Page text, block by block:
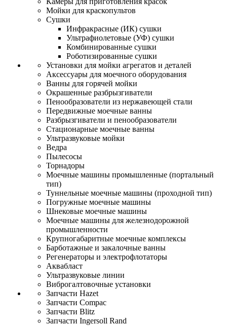
Мойки для краскопультов
Сушки
Инфракрасные (ИК) сушки
Ультрафиолетовые (УФ) сушки
Комбинированные сушки
Роботизированные сушки
Установки для мойки агрегатов и деталей
Аксессуары для моечного оборудования
Ванны для горячей мойки
Окрашенные разбрызгиватели
Пенообразователи из нержавеющей стали
Передвижные моечные ванны
Разбрызгиватели и пенообразователи
Стационарные моечные ванны
Ультразвуковые мойки
Ведра
Пылесосы
Торнадоры
Моечные машины промышленные (портальный
тип)
Туннельные моечные машины (проходной тип)
Погружные моечные машины
Шнековые моечные машины
Моечные машины для железнодорожной
промышленности
Крупногабаритные моечные комплексы
Барботажные и закалочные ванны
Регенераторы и электрофлотаторы
Аквабласт
Ультразвуковые линии
Виброгалтовочные установки
Запчасти Hazet
Запчасти Compac
Запчасти Blitz
Запчасти Ingersoll Rand